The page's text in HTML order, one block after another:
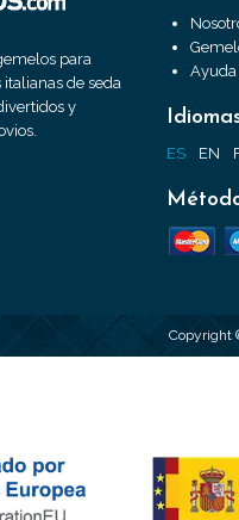
para
de seda
y
Ayuda
ES EN
Copyright